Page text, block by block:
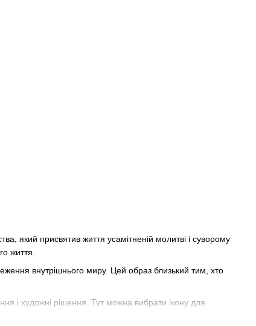
який присвятив життя усамітненій молитві і суворому
життя.
внутрішнього миру. Цей образ близький тим, хто
і художні рішення. Тут можна вибрати ікону для